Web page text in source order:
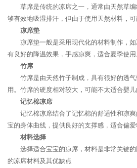
草席是传统的凉席之一，通常由天然草
够有效地吸湿排汗，但由于使用天然材料，可
凉席垫
凉席垫一般是采用现代化的材料制作，
有良好的降温效果，手感凉爽，适合夏季使用
竹席
竹席是由天然竹子制成，具有很好的透
用。竹席的硬度相对较大，可能不太适合婴儿
记忆棉凉席
记忆棉凉席结合了记忆棉的舒适性和凉
宝的身体曲线，提供良好的支撑感，适合偏爱
材料选择
选择适合宝宝的凉席，材料是非常关键
的凉席材料及其优缺点